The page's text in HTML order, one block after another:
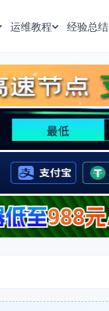
运维教程 经验总结